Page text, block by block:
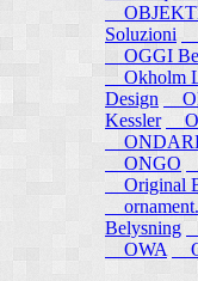
Soluzioni
OGGI
Okholm
Design
Kessler
ONGO
Original
Belysning
OWA